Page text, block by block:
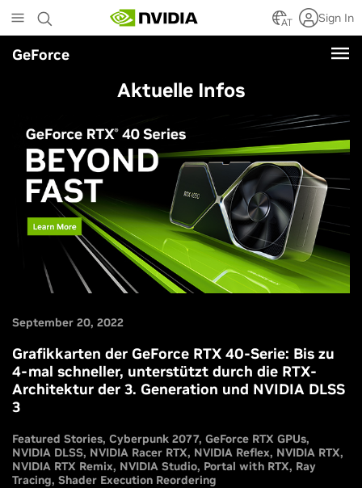
to
main
content
AT Sign In
GeForce
Aktuelle Infos
September 20, 2022
Grafikkarten der GeForce RTX 40-Serie: Bis zu
4-mal schneller, unterstützt durch die RTX-
Architektur der 3. Generation und NVIDIA DLSS
3
Featured Stories Cyberpunk 2077 GeForce RTX GPUs
NVIDIA DLSS NVIDIA Racer RTX NVIDIA Reflex NVIDIA RTX
NVIDIA RTX Remix NVIDIA Studio Portal with RTX Ray
Tracing Shader Execution Reordering